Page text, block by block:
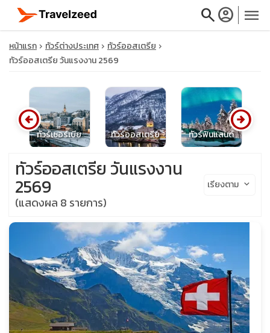
searchaccount_circle menu
close
travel_explore
calendar_month
หน้าแรก ทัวร์ต่างประเทศ
ทัวร์ออสเตรีย
ทัวร์ออสเตรีย วันแรงงาน 2569
ทัวร์เซอร์เบีย ทัวร์ออสเตรีย ทัวร์ฟินแลนด์
arrow_circle_left arrow_circle_right
ทัวร์ออสเตรีย วันแรงงาน
2569
(แสดงผล 8 รายการ)
เรียงตาม keyboard_arrow_down